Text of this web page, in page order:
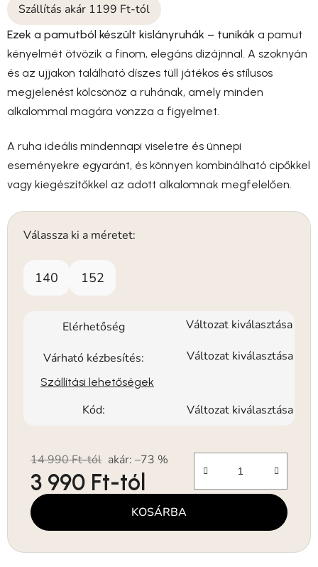
Szállítás akár 1199 Ft-tól
Ezek a pamutból készült kislányruhák – tunikák a pamut
kényelmét ötvözik a finom, elegáns dizájnnal. A szoknyán
és az ujjakon található díszes tüll játékos és stílusos
megjelenést kölcsönöz a ruhának, amely minden
alkalommal magára vonzza a figyelmet.
A ruha ideális mindennapi viseletre és ünnepi
eseményekre egyaránt, és könnyen kombinálható cipőkkel
vagy kiegészítőkkel az adott alkalomnak megfelelően.
Válassza ki a méretet:
140 152
Elérhetőség Változat kiválasztása
Várható kézbesítés: Változat kiválasztása
Szállítási lehetőségek
Kód: Változat kiválasztása
14 990 Ft-tól akár: –73 %
3 990 Ft-tól
Egységár: KOSÁRBA